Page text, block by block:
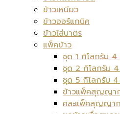
ข้าวเหนียว
ข้าวออร์แกนิค
ข้าวใส่บาตร
แพ็คข้าว
ชุด 1 กิโลกรัม
ชุด 2 กิโลกรัม
ชุด 5 กิโลกรัม
ข้าวแพ็คสุญญา
คละแพ็คสุญญา